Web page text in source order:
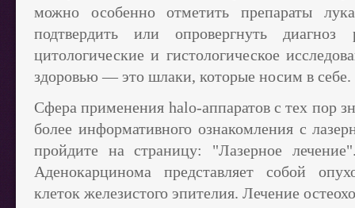
можно особенно отметить препараты
подтвердить или опровергнуть
цитологические и гистологическое
здоровью — это шлаки, которые носим в себе.
Сфера применения halo-аппаратов с тех пор
более информативного ознакомления с
пройдите на страницу: "Лазерное
Аденокарцинома представляет собой
клеток железистого эпителия. Лечение